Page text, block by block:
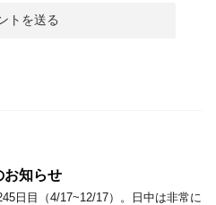
お知らせ
日目（4/17~12/17）。日中は非常に